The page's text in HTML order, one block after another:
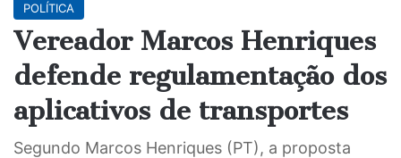
POLÍTICA
Vereador Marcos Henriques
defende regulamentação dos
aplicativos de transportes
Segundo Marcos Henriques (PT), a proposta